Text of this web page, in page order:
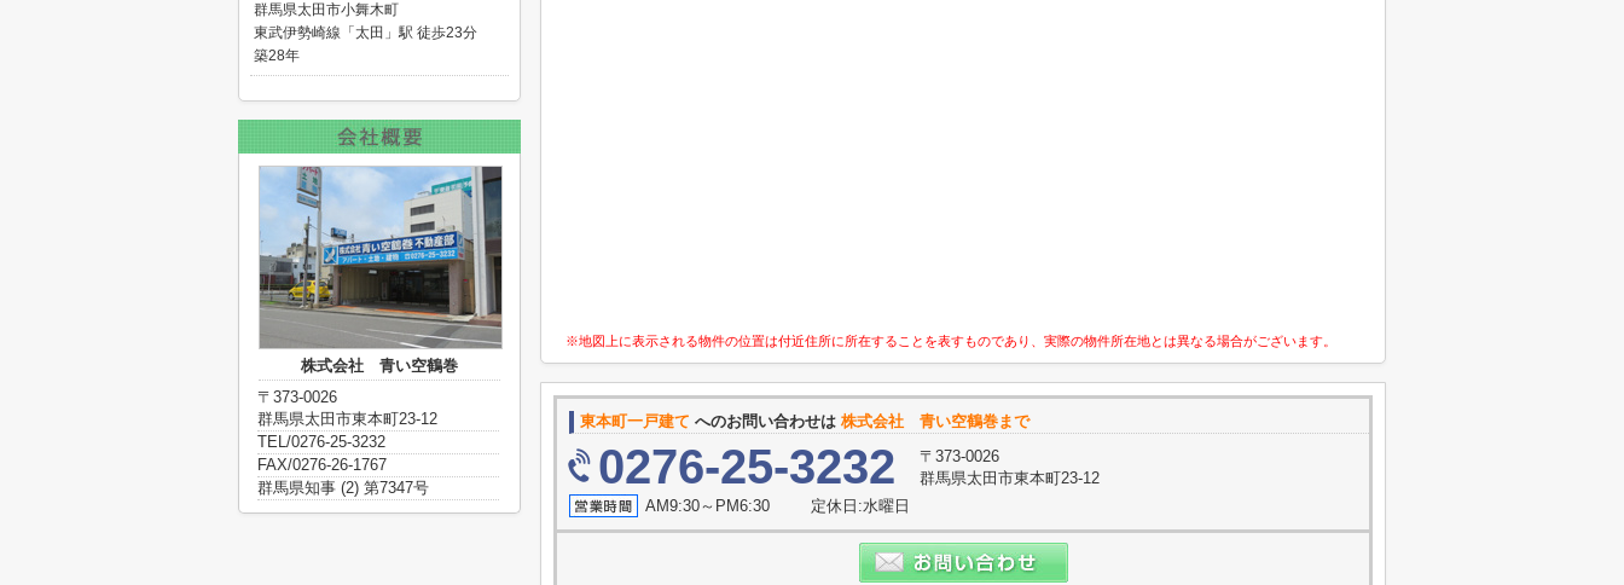
※地図上に表示される物件の位置は付近住所に所在することを表すものであり、実際の物件所在地とは異なる場合がございます。
東本町一戸建て へのお問い合わせは 株式会社 青い空鶴巻まで
0276-25-3232
〒373-0026
群馬県太田市東本町23-12
AM9:30～PM6:30 定休日:水曜日
群馬県太田市小舞木町
東武伊勢崎線「太田」駅 徒歩23分
築28年
株式会社 青い空鶴巻
〒373-0026
群馬県太田市東本町23-12
TEL/0276-25-3232
FAX/0276-26-1767
群馬県知事 (2) 第7347号